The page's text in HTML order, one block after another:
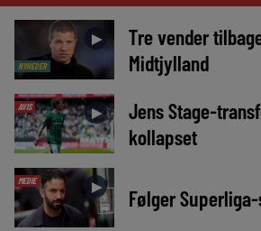
NYHEDER
►
Tre vender
Midtjylland
AVIS ►
Jens Stage-
kollapset
MEDIE ► Følger